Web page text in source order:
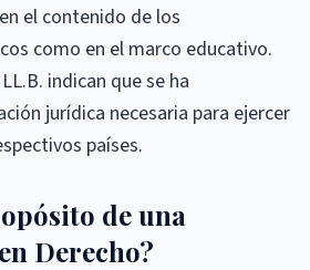
el contenido de los
como en el marco educativo.
indican que se ha
jurídica necesaria para ejercer
países.
de una
Derecho?